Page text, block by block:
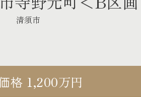
清須市
格 1,200万円